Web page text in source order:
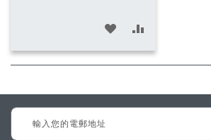
入 入
Sign
Up